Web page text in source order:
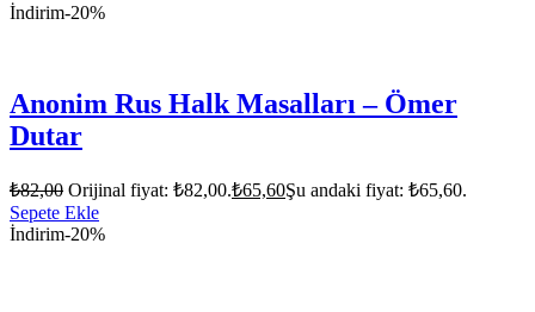
İndirim-20%
Anonim Rus Halk Masalları – Ömer
Dutar
₺82,00 Orijinal fiyat: ₺82,00.₺65,60Şu andaki fiyat: ₺65,60.
Sepete Ekle
İndirim-20%